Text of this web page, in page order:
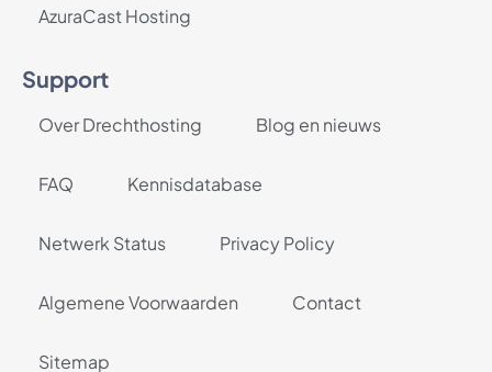
AzuraCast Hosting
Support
Over Drechthosting Blog en nieuws
FAQ Kennisdatabase
Netwerk Status Privacy Policy
Algemene Voorwaarden Contact
Sitemap